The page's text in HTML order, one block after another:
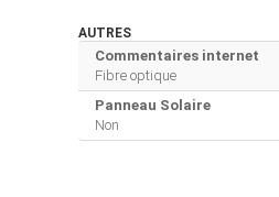
AUTRES
Commentaires internet
Fibre optique
Panneau Solaire
Non